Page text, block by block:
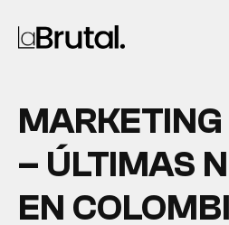
– ÚLTIMAS
EN